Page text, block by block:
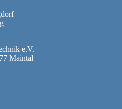
e.V.
Maintal